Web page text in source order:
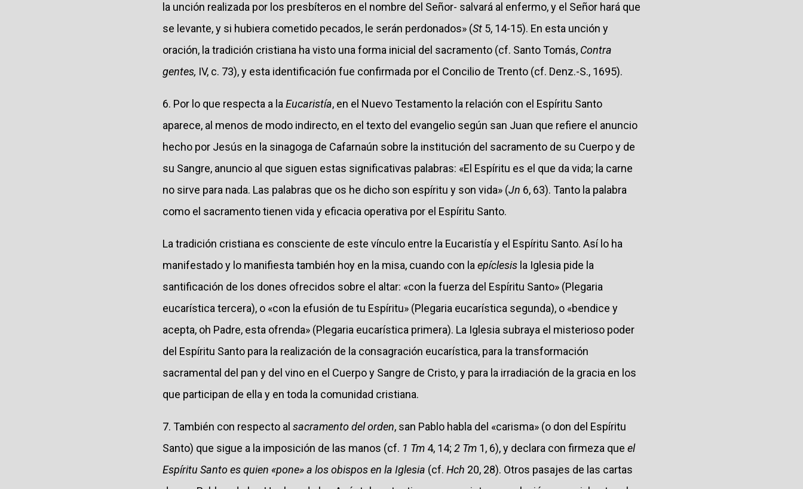
la unción realizada por los presbíteros en el nombre del Señor- salvará al enfermo, y el Señor hará que
se levante, y si hubiera cometido pecados, le serán perdonados» (St 5, 14-15). En esta unción y
oración, la tradición cristiana ha visto una forma inicial del sacramento (cf. Santo Tomás, Contra
gentes, IV, c. 73), y esta identificación fue confirmada por el Concilio de Trento (cf. Denz.-S., 1695).
6. Por lo que respecta a la Eucaristía, en el Nuevo Testamento la relación con el Espíritu Santo
aparece, al menos de modo indirecto, en el texto del evangelio según san Juan que refiere el anuncio
hecho por Jesús en la sinagoga de Cafarnaún sobre la institución del sacramento de su Cuerpo y de
su Sangre, anuncio al que siguen estas significativas palabras: «El Espíritu es el que da vida; la carne
no sirve para nada. Las palabras que os he dicho son espíritu y son vida» (Jn 6, 63). Tanto la palabra
como el sacramento tienen vida y eficacia operativa por el Espíritu Santo.
La tradición cristiana es consciente de este vínculo entre la Eucaristía y el Espíritu Santo. Así lo ha
manifestado y lo manifiesta también hoy en la misa, cuando con la epíclesis la Iglesia pide la
santificación de los dones ofrecidos sobre el altar: «con la fuerza del Espíritu Santo» (Plegaria
eucarística tercera), o «con la efusión de tu Espíritu» (Plegaria eucarística segunda), o «bendice y
acepta, oh Padre, esta ofrenda» (Plegaria eucarística primera). La Iglesia subraya el misterioso poder
del Espíritu Santo para la realización de la consagración eucarística, para la transformación
sacramental del pan y del vino en el Cuerpo y Sangre de Cristo, y para la irradiación de la gracia en los
que participan de ella y en toda la comunidad cristiana.
7. También con respecto al sacramento del orden, san Pablo habla del «carisma» (o don del Espíritu
Santo) que sigue a la imposición de las manos (cf. 1 Tm 4, 14; 2 Tm 1, 6), y declara con firmeza que el
Espíritu Santo es quien «pone» a los obispos en la Iglesia (cf. Hch 20, 28). Otros pasajes de las cartas